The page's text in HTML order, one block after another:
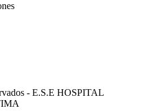
- E.S.E HOSPITAL